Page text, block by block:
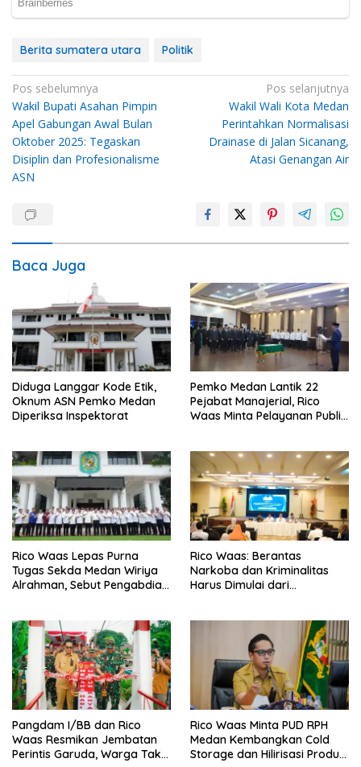
Berita sumatera utara Politik
Navigasi
pos
Pos sebelumnya
Wakil Bupati Asahan Pimpin
Apel Gabungan Awal Bulan
Oktober 2025: Tegaskan
Disiplin dan Profesionalisme
ASN
Pos selanjutnya
Wakil Wali Kota Medan
Perintahkan Normalisasi
Drainase di Jalan Sicanang,
Atasi Genangan Air
Baca Juga
Diduga Langgar Kode Etik,
Oknum ASN Pemko Medan
Diperiksa Inspektorat
Pemko Medan Lantik 22
Pejabat Manajerial, Rico
Waas Minta Pelayanan Publik
Rico Waas Lepas Purna
Tugas Sekda Medan Wiriya
Alrahman, Sebut Pengabdian
Rico Waas: Berantas
Narkoba dan Kriminalitas
Harus Dimulai dari
Pangdam I/BB dan Rico
Waas Resmikan Jembatan
Perintis Garuda, Warga Tak
Rico Waas Minta PUD RPH
Medan Kembangkan Cold
Storage dan Hilirisasi Produk